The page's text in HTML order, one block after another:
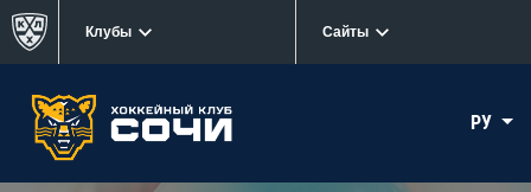
Клубы Сайты
РУ